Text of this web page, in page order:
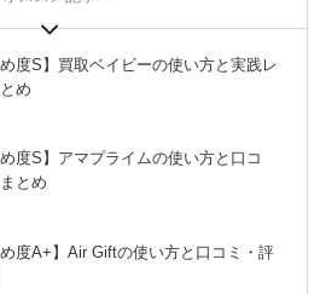
め度S】買取ベイビーの使い方と実践レ
め
め度S】アマプライムの使い方と口コ
とめ
め度A+】Air Giftの使い方と口コミ・評